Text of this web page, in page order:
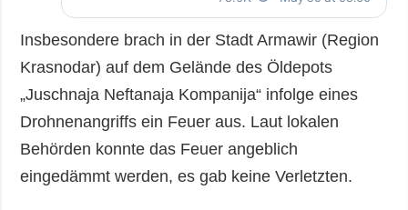
Insbesondere brach in der Stadt Armawir (Region
Krasnodar) auf dem Gelände des Öldepots
„Juschnaja Neftanaja Kompanija“ infolge eines
Drohnenangriffs ein Feuer aus. Laut lokalen
Behörden konnte das Feuer angeblich
eingedämmt werden, es gab keine Verletzten.